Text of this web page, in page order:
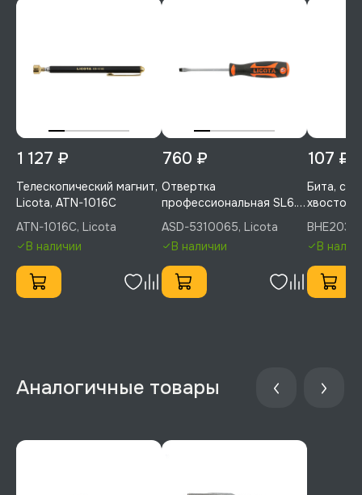
1 127 ₽
Телескопический магнит,
Licota, ATN-1016C
ATN-1016C, Licota
В наличии
760 ₽
Отвертка
профессиональная SL6.5,
100 мм, Licota, ASD-
5310065
ASD-5310065, Licota
В наличии
107 ₽
Бита, с
30 мм, 1
В